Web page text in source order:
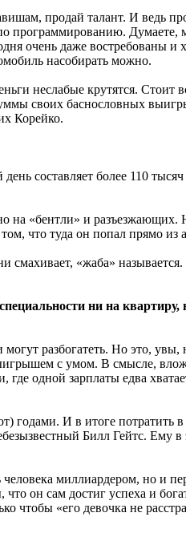
продай талант. И ведь
программированию. Думаете,
очень даже востребованы и
насобирать можно.
неслабые крутятся. Сто­ит
своих баснословных
Корейко.
составляет более 110
на «бентли» и
что туда он попал прямо из
«жаба» называется.
ни на
разбогатеть. Но это, увы,
с умом. В смысле,
одной зарплаты едва
И в итоге потратить в
Билл Гейтс. Ему
миллиардером, но и
он сам достиг успеха и
чтобы «его девочка не